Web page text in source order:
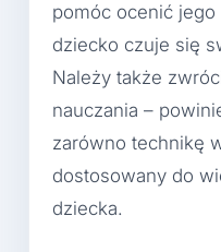
pomóc ocenić
dziecko czuje się
Należy także
nauczania –
zarówno technikę
dostosowany do
dziecka.